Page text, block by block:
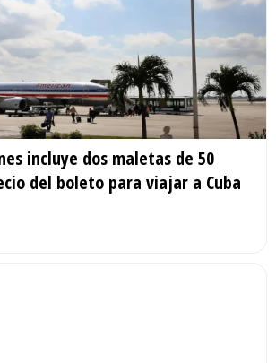
incluye dos maletas de 50
del boleto para viajar a Cuba